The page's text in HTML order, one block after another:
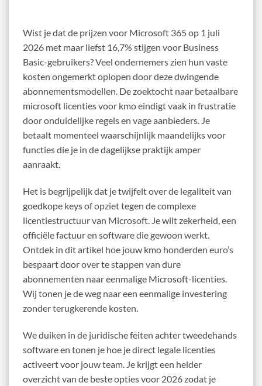
Wist je dat de prijzen voor Microsoft 365 op 1 juli
2026 met maar liefst 16,7% stijgen voor Business
Basic-gebruikers? Veel ondernemers zien hun vaste
kosten ongemerkt oplopen door deze dwingende
abonnementsmodellen. De zoektocht naar betaalbare
microsoft licenties voor kmo eindigt vaak in frustratie
door onduidelijke regels en vage aanbieders. Je
betaalt momenteel waarschijnlijk maandelijks voor
functies die je in de dagelijkse praktijk amper
aanraakt.
Het is begrijpelijk dat je twijfelt over de legaliteit van
goedkope keys of opziet tegen de complexe
licentiestructuur van Microsoft. Je wilt zekerheid, een
officiële factuur en software die gewoon werkt.
Ontdek in dit artikel hoe jouw kmo honderden euro’s
bespaart door over te stappen van dure
abonnementen naar eenmalige Microsoft-licenties.
Wij tonen je de weg naar een eenmalige investering
zonder terugkerende kosten.
We duiken in de juridische feiten achter tweedehands
software en tonen je hoe je direct legale licenties
activeert voor jouw team. Je krijgt een helder
overzicht van de beste opties voor 2026 zodat je